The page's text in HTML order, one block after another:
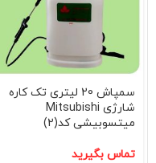
سمپاش 20 لیتری تک کاره
شارژی Mitsubishi
میتسوبیشی کد(2)
تماس بگیرید